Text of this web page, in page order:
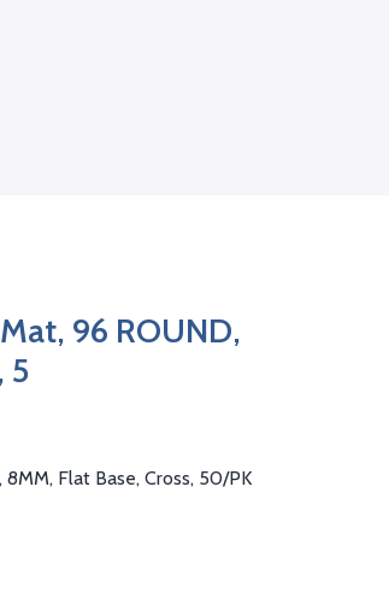
96 ROUND,
5
Flat Base, Cross, 50/PK